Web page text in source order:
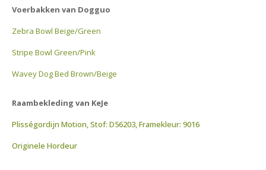
Voerbakken van Dogguo
Zebra Bowl Beige/Green
Stripe Bowl Green/Pink
Wavey Dog Bed Brown/Beige
Raambekleding van KeJe
Plisségordijn Motion, Stof: D56203, Framekleur: 9016
Originele Hordeur